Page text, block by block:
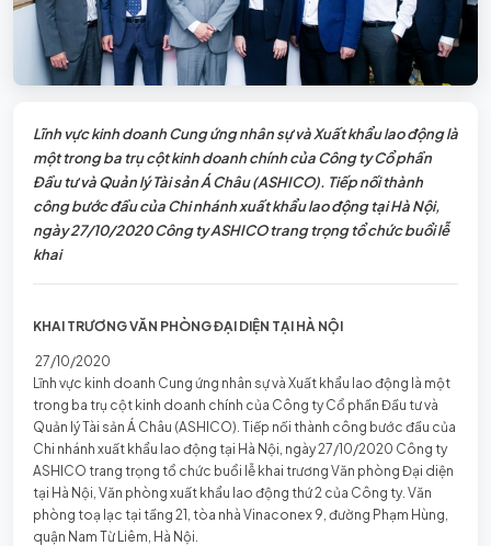
Lĩnh vực kinh doanh Cung ứng nhân sự và Xuất khẩu lao động là
một trong ba trụ cột kinh doanh chính của Công ty Cổ phần
Đầu tư và Quản lý Tài sản Á Châu (ASHICO). Tiếp nối thành
công bước đầu của Chi nhánh xuất khẩu lao động tại Hà Nội,
ngày 27/10/2020 Công ty ASHICO trang trọng tổ chức buổi lễ
khai
KHAI TRƯƠNG VĂN PHÒNG ĐẠI DIỆN TẠI HÀ NỘI
27/10/2020
Lĩnh vực kinh doanh Cung ứng nhân sự và Xuất khẩu lao động là một
trong ba trụ cột kinh doanh chính của Công ty Cổ phần Đầu tư và
Quản lý Tài sản Á Châu (ASHICO). Tiếp nối thành công bước đầu của
Chi nhánh xuất khẩu lao động tại Hà Nội, ngày 27/10/2020 Công ty
ASHICO trang trọng tổ chức buổi lễ khai trương Văn phòng Đại diện
tại Hà Nội, Văn phòng xuất khẩu lao động thứ 2 của Công ty. Văn
phòng toạ lạc tại tầng 21, tòa nhà Vinaconex 9, đường Phạm Hùng,
quận Nam Từ Liêm, Hà Nội.